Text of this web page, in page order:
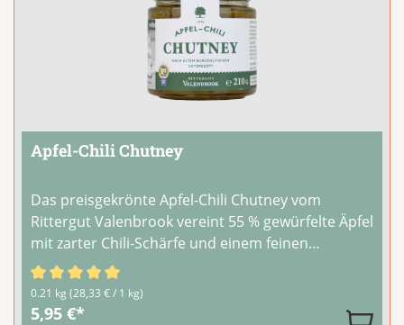
Apfel-Chili Chutney
Das preisgekrönte Apfel-Chili Chutney vom
Rittergut Valenbrook vereint 55 % gewürfelte Äpfel
mit zarter Chili-Schärfe und einem feinen
Korianderaroma. Durch die schonende
Zubereitung bleiben die Apfelstückchen erhalten
und geben dem Chutney seine charakteristische
Durchschnittliche Bewertung von 5 von 5 Sternen
0.21 kg (28,33 € / 1 kg)
5,95 €*